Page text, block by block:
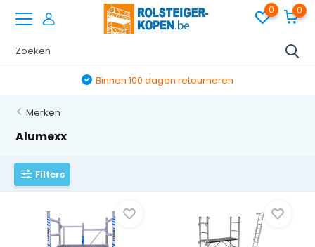
0 0
Binnen 100 dagen retourneren
Merken
Alumexx
Filters